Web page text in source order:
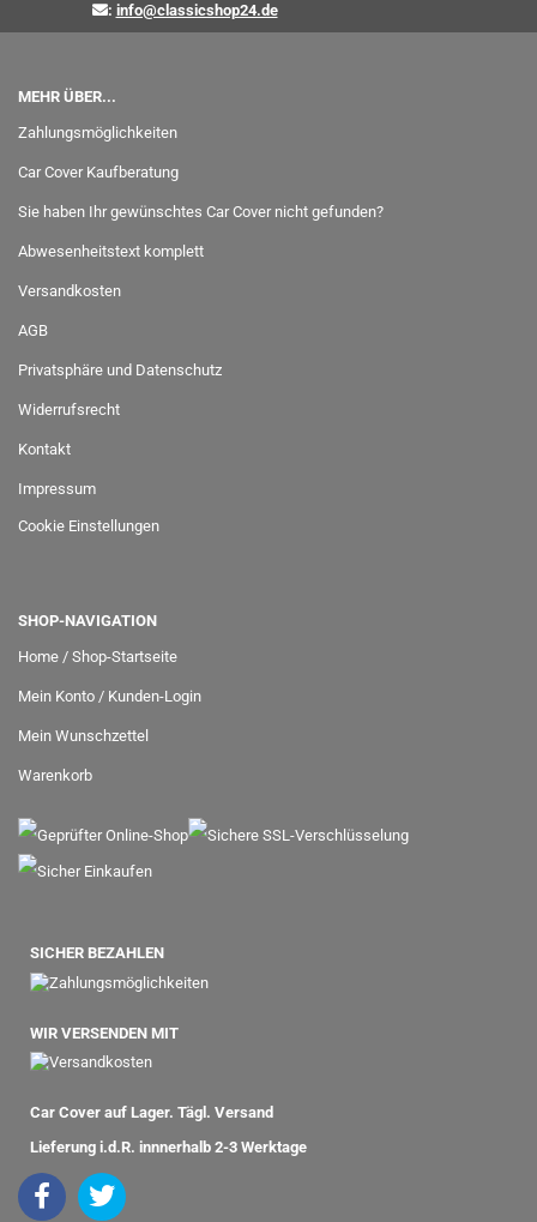
: info@classicshop24.de
MEHR ÜBER...
Zahlungsmöglichkeiten
Car Cover Kaufberatung
Sie haben Ihr gewünschtes Car Cover nicht gefunden?
Abwesenheitstext komplett
Versandkosten
AGB
Privatsphäre und Datenschutz
Widerrufsrecht
Kontakt
Impressum
Cookie Einstellungen
SHOP-NAVIGATION
Home / Shop-Startseite
Mein Konto / Kunden-Login
Mein Wunschzettel
Warenkorb
SICHER BEZAHLEN
WIR VERSENDEN MIT
Car Cover auf Lager. Tägl. Versand
Lieferung i.d.R. innnerhalb 2-3 Werktage